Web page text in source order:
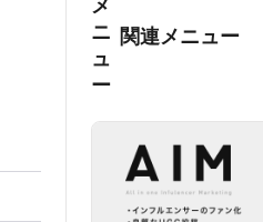
関連メニュー